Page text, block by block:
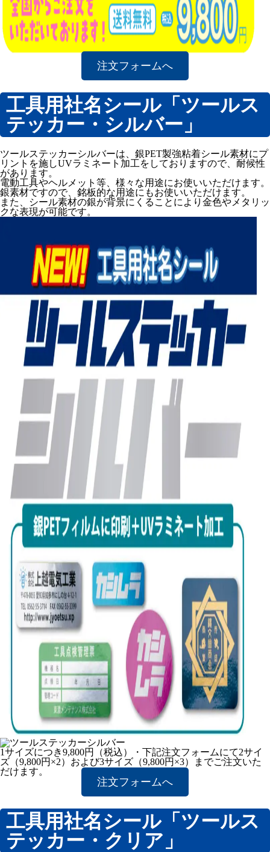
注文フォームへ
工具用社名シール「ツールス
テッカー・シルバー」
ツールステッカーシルバーは、銀PET製強粘着シール素材にプ
リントを施しUVラミネート加工をしておりますので、耐候性
があります。
電動工具やヘルメット等、様々な用途にお使いいただけます。
銀素材ですので、銘板的な用途にもお使いいただけます。
また、シール素材の銀が背景にくることにより金色やメタリッ
クな表現が可能です。
1サイズにつき9,800円（税込）・下記注文フォームにて2サイ
ズ（9,800円×2）および3サイズ（9,800円×3）までご注文いた
だけます。
注文フォームへ
工具用社名シール「ツールス
テッカー・クリア」